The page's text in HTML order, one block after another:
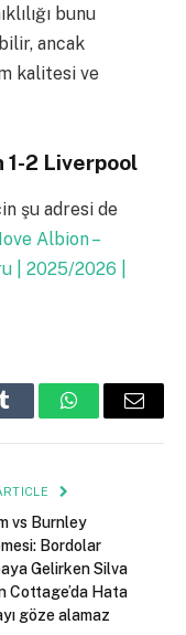
bunu
ancak
kalitesi ve
1-2 Liverpool
şu adresi de
Albion –
| 2025/2026 |
Tumblr WhatsAppEmail
vs Burnley
Bordolar
Gelirken Silva
Cottage’da Hata
göze alamaz